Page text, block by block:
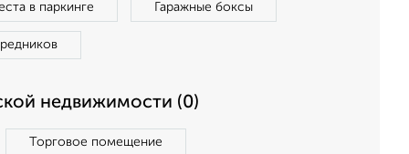
в паркинге Гаражные боксы
недвижимости (0)
Торговое помещение